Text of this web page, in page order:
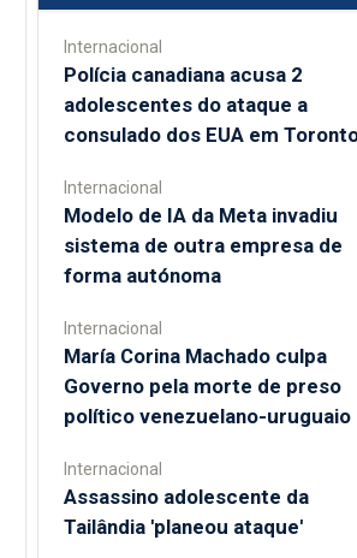
Internacional
Polícia canadiana acusa 2
adolescentes do ataque a
consulado dos EUA em
Internacional
Modelo de IA da Meta invadiu
sistema de outra empresa de
forma autónoma
Internacional
María Corina Machado culpa
Governo pela morte de preso
político venezuelano-uruguaio
Internacional
Assassino adolescente da
Tailândia 'planeou ataque'